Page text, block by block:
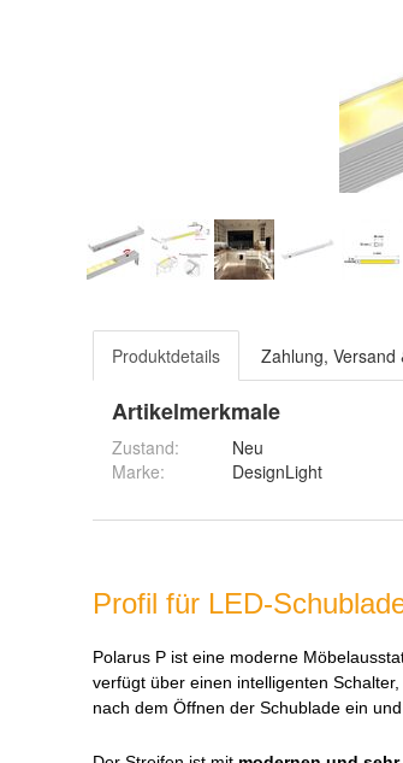
Produktdetails Zahlung, Versand
Artikelmerkmale
Zustand:
Neu
Marke:
DesignLight